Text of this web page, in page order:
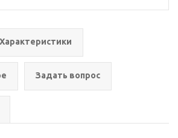
Характеристики
Задать вопрос